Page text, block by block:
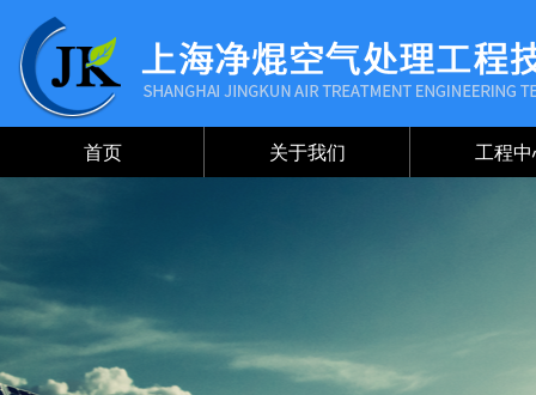
首页 关于我们 工程中